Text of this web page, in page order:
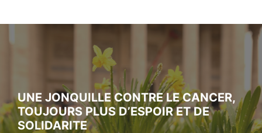
UNE JONQUILLE CONTRE LE CANCER,
TOUJOURS PLUS D’ESPOIR ET DE
SOLIDARITE